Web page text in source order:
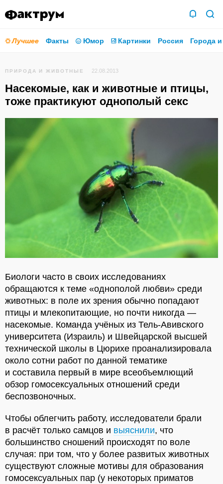
Лучшее Факты Юмор Картинки Россия Города
ПРИРОДА И ЖИВОТНЫЕ 22.08.2013
Насекомые, как и животные и птицы,
тоже практикуют однополый секс
Биологи часто в своих исследованиях
обращаются к теме «однополой любви» среди
животных: в поле их зрения обычно попадают
птицы и млекопитающие, но почти никогда —
насекомые. Команда учёных из Тель-Авивского
университета (Израиль) и Швейцарской высшей
технической школы в Цюрихе проанализировала
около сотни работ по данной тематике
и составила первый в мире всеобъемлющий
обзор гомосексуальных отношений среди
беспозвоночных.
Чтобы облегчить работу, исследователи брали
в расчёт только самцов и выяснили, что
большинство сношений происходят по воле
случая: при том, что у более развитых животных
существуют сложные мотивы для образования
гомосексуальных пар (у некоторых приматов